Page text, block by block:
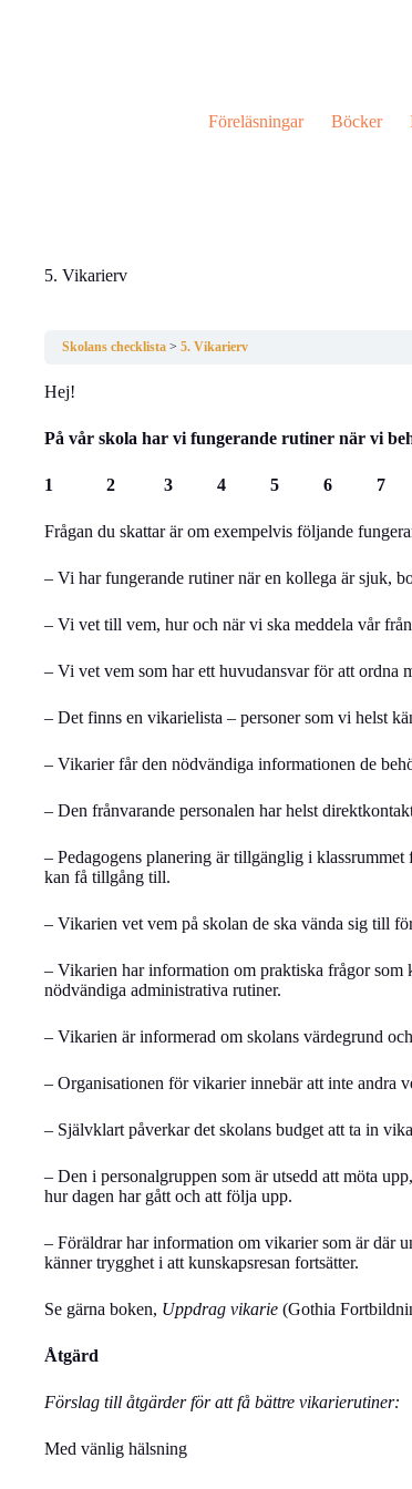
Föreläsningar Böcker
5. Vikarierv
Skolans checklista 5. Vikarierv
Hej!
På vår skola har vi fungerande rutiner när vi
1 2 3 4 5 6 7
Frågan du skattar är om exempelvis följande
– Vi har fungerande rutiner när en kollega är sjuk,
– Vi vet till vem, hur och när vi ska meddela vår
– Vi vet vem som har ett huvudansvar för att ordna
– Det finns en vikarielista – personer som vi helst
– Vikarier får den nödvändiga informationen de
– Den frånvarande personalen har helst
– Pedagogens planering är tillgänglig i
kan få tillgång till.
– Vikarien vet vem på skolan de ska vända sig till
– Vikarien har information om praktiska frågor
nödvändiga administrativa rutiner.
– Vikarien är informerad om skolans värdegrund
– Organisationen för vikarier innebär att inte andra
– Självklart påverkar det skolans budget att ta in
– Den i personalgruppen som är utsedd att möta
hur dagen har gått och att följa upp.
– Föräldrar har information om vikarier som är där
känner trygghet i att kunskapsresan fortsätter.
Se gärna boken, Uppdrag vikarie (Gothia
Åtgärd
Förslag till åtgärder för att få bättre vikarierutiner:
Med vänlig hälsning